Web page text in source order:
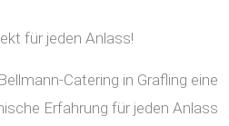
für jeden Anlass!
Catering in Grafling eine
Erfahrung für jeden Anlass